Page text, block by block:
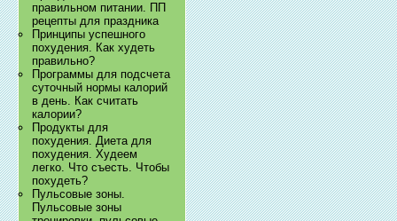
правильном питании. ПП
рецепты для праздника
Принципы успешного
похудения. Как худеть
правильно?
Программы для подсчета
суточный нормы калорий
в день. Как считать
калории?
Продукты для
похудения. Диета для
похудения. Худеем
легко. Что съесть. Чтобы
похудеть?
Пульсовые зоны.
Пульсовые зоны